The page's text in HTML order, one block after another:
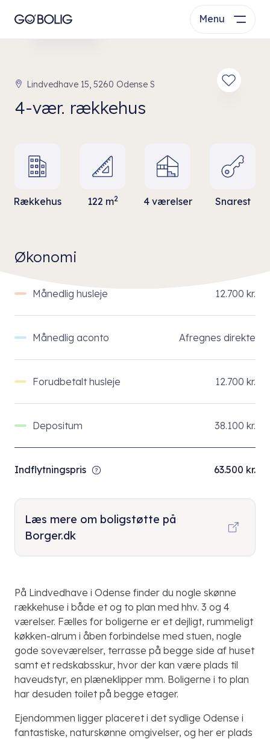
Menu
Se bolig
Lindvedhave 15, 5260 Odense S
4-vær. rækkehus
Rækkehus 122 m2 4 værelser Snarest
På Lindvedhave i Odense finder du nogle skønne
rækkehuse i både et og to plan med hhv. 3 og 4
værelser. Fælles for boligerne er et dejligt, rummeligt
køkken-alrum i åben forbindelse med stuen, nogle
gode soveværelser, terrasse på begge side af huset
samt et redskabsskur, hvor der kan være plads til
haveudstyr, en plæneklipper mm. Boligerne i to plan
har desuden toilet på begge etager.
Ejendommen ligger placeret i det sydlige Odense i
fantastiske, naturskønne omgivelser, og her er plads
Økonomi
Månedlig husleje 12.700 kr.
Månedlig aconto Afregnes direkte
Forudbetalt husleje 12.700 kr.
Depositum 38.100 kr.
Indflytningspris 63.500 kr.
Læs mere om boligstøtte på
Borger.dk